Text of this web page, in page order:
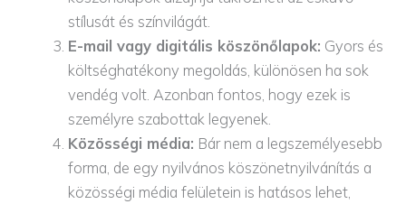
stílusát és színvilágát.
E-mail vagy digitális köszönőlapok: Gyors és
költséghatékony megoldás, különösen ha sok
vendég volt. Azonban fontos, hogy ezek is
személyre szabottak legyenek.
Közösségi média: Bár nem a legszemélyesebb
forma, de egy nyilvános köszönetnyilvánítás a
közösségi média felületein is hatásos lehet,